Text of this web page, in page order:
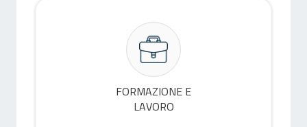
FORMAZIONE E
LAVORO